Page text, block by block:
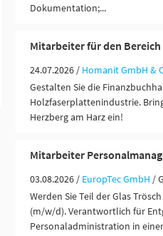
Dokumentation;...
Mitarbeiter für den
24.07.2026 / Homanit GmbH &
Gestalten Sie die
Holzfaserplattenindustrie.
Herzberg am Harz ein!
Mitarbeiter
03.08.2026 / EuropTec GmbH /
Werden Sie Teil der Glas
(m/w/d). Verantwortlich für
Personaladministration in